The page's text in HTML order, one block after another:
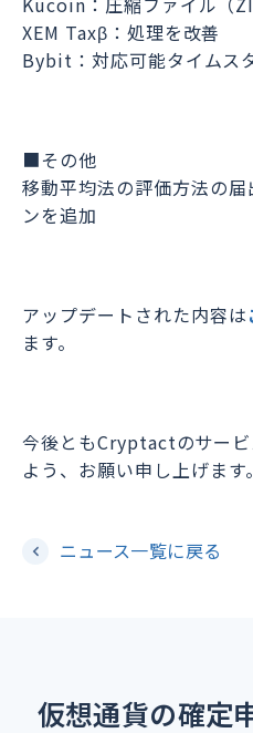
XEM Taxβ：処理を改善
Bybit：対応可能タイムス
■その他
移動平均法の評価方法の
ンを追加
アップデートされた内容は
ます。
今後ともCryptactのサー
よう、お願い申し上げます。
ニュース一覧に戻る
仮想通貨の確定